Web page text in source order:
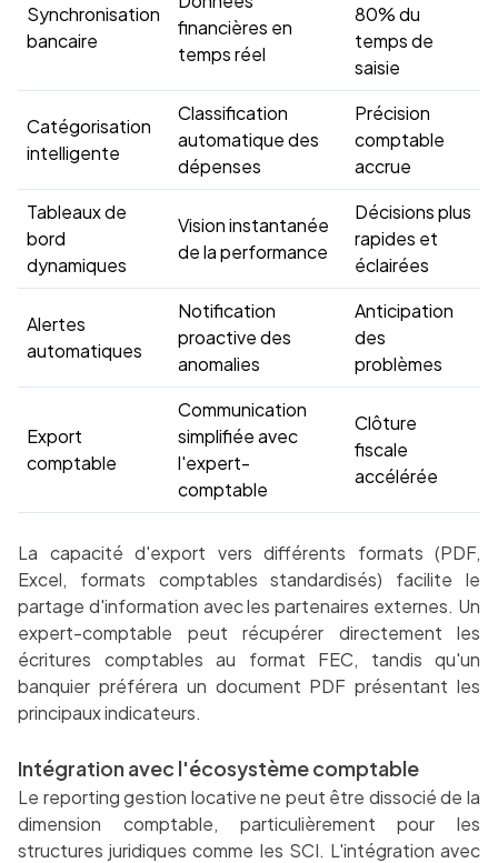
Synchronisation
bancaire
financières en
temps réel
80% du
temps de
saisie
Catégorisation
intelligente
Classification
automatique des
dépenses
Précision
comptable
accrue
Tableaux de
bord
dynamiques
Vision instantanée
de la performance
Décisions plus
rapides et
éclairées
Alertes
automatiques
Notification
proactive des
anomalies
Anticipation
des
problèmes
Export
comptable
Communication
simplifiée avec
l'expert-
comptable
Clôture
fiscale
accélérée
La capacité d'export vers différents formats (PDF,
Excel, formats comptables standardisés) facilite le
partage d'information avec les partenaires externes. Un
expert-comptable peut récupérer directement les
écritures comptables au format FEC, tandis qu'un
banquier préférera un document PDF présentant les
principaux indicateurs.
Intégration avec l'écosystème comptable
Le reporting gestion locative ne peut être dissocié de la
dimension comptable, particulièrement pour les
structures juridiques comme les SCI. L'intégration avec